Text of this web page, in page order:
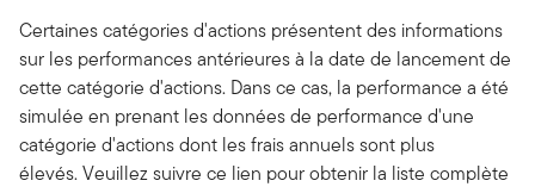
Certaines catégories d'actions présentent des informations
sur les performances antérieures à la date de lancement de
cette catégorie d'actions. Dans ce cas, la performance a été
simulée en prenant les données de performance d'une
catégorie d'actions dont les frais annuels sont plus
élevés. Veuillez suivre ce lien pour obtenir la liste complète